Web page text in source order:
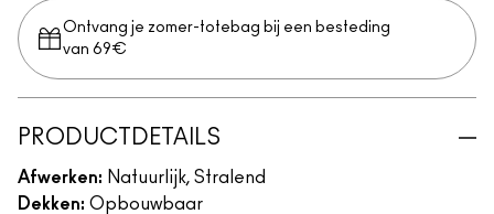
Ontvang je zomer-totebag bij een besteding
van 69€
PRODUCTDETAILS
Afwerken: Natuurlijk, Stralend
Dekken: Opbouwbaar